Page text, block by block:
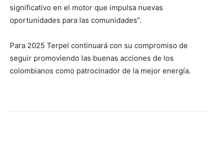
significativo en el motor que impulsa nuevas
oportunidades para las comunidades”.
Para 2025 Terpel continuará con su compromiso de
seguir promoviendo las buenas acciones de los
colombianos como patrocinador de la mejor energía.